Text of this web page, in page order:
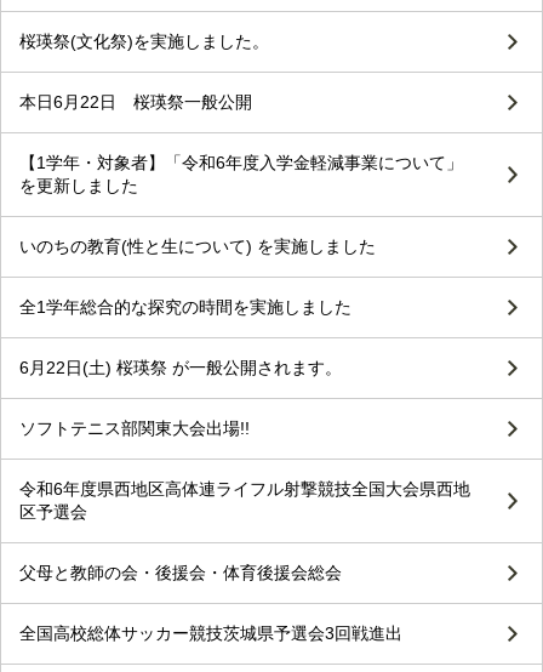
桜瑛祭(文化祭)を実施しました。
本日6月22日 桜瑛祭一般公開
【1学年・対象者】「令和6年度入学金軽減事業について」
を更新しました
いのちの教育(性と生について) を実施しました
全1学年総合的な探究の時間を実施しました
6月22日(土) 桜瑛祭 が一般公開されます。
ソフトテニス部関東大会出場!!
令和6年度県西地区高体連ライフル射撃競技全国大会県西地
区予選会
父母と教師の会・後援会・体育後援会総会
全国高校総体サッカー競技茨城県予選会3回戦進出